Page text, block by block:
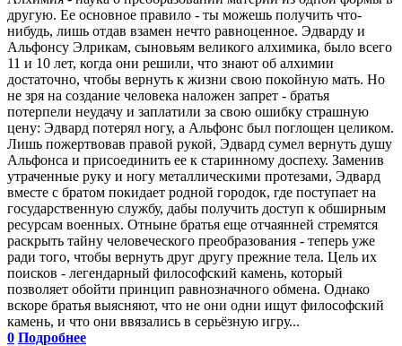
другую. Ее основное правило - ты можешь получить что-
нибудь, лишь отдав взамен нечто равноценное. Эдварду и
Альфонсу Элрикам, сыновьям великого алхимика, было всего
11 и 10 лет, когда они решили, что знают об алхимии
достаточно, чтобы вернуть к жизни свою покойную мать. Но
не зря на создание человека наложен запрет - братья
потерпели неудачу и заплатили за свою ошибку страшную
цену: Эдвард потерял ногу, а Альфонс был поглощен целиком.
Лишь пожертвовав правой рукой, Эдвард сумел вернуть душу
Альфонса и присоединить ее к старинному доспеху. Заменив
утраченные руку и ногу металлическими протезами, Эдвард
вместе с братом покидает родной городок, где поступает на
государственную службу, дабы получить доступ к обширным
ресурсам военных. Отныне братья еще отчаянней стремятся
раскрыть тайну человеческого преобразования - теперь уже
ради того, чтобы вернуть друг другу прежние тела. Цель их
поисков - легендарный философский камень, который
позволяет обойти принцип равнозначного обмена. Однако
вскоре братья выясняют, что не они одни ищут философский
камень, и что они ввязались в серьёзную игру...
0 Подробнее